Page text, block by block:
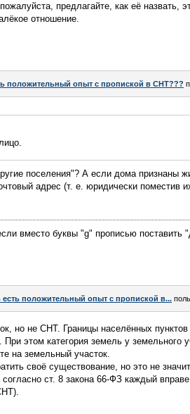
предлагайте, как её назвать,
отношение.
положительный опыт с пропиской в СНТ???
поселения"? А если дома признаны
адрес (т. е. юридически поместив
вместо буквы "g" прописью поставить
есть положительный опыт с пропиской в...
но не СНТ. Границы населённых
этом категория земель у земельного
на земельный участок.
своё существование, но это не
ст. 8 закона 66-ФЗ каждый